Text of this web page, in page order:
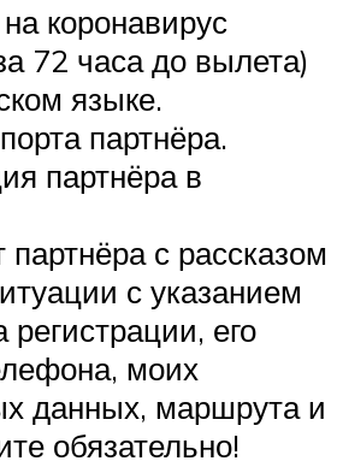
коронавирус
72 часа до вылета)
языке.
партнёра.
партнёра в
с рассказом
с указанием
регистрации, его
моих
данных, маршрута и
обязательно!